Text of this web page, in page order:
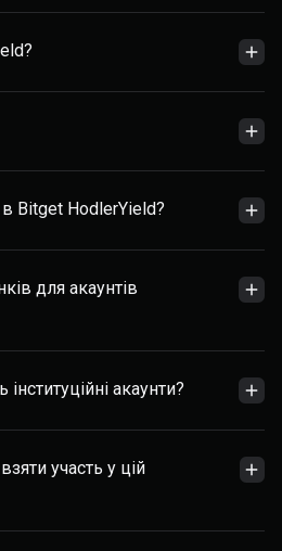
Bitget HodlerYield?
для акаунтів
акаунти?
участь у цій